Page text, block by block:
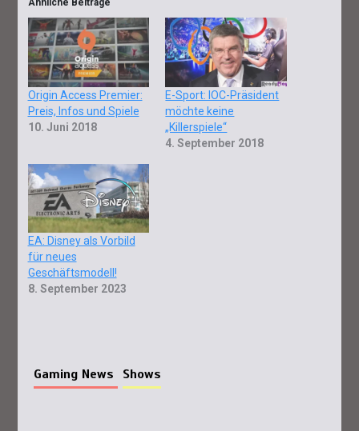
Origin Access Premier:
Preis, Infos und Spiele
10. Juni 2018
E-Sport: IOC-Präsident
möchte keine
„Killerspiele“
4. September 2018
EA: Disney als Vorbild
für neues
Geschäftsmodell!
8. September 2023
Gaming News Shows